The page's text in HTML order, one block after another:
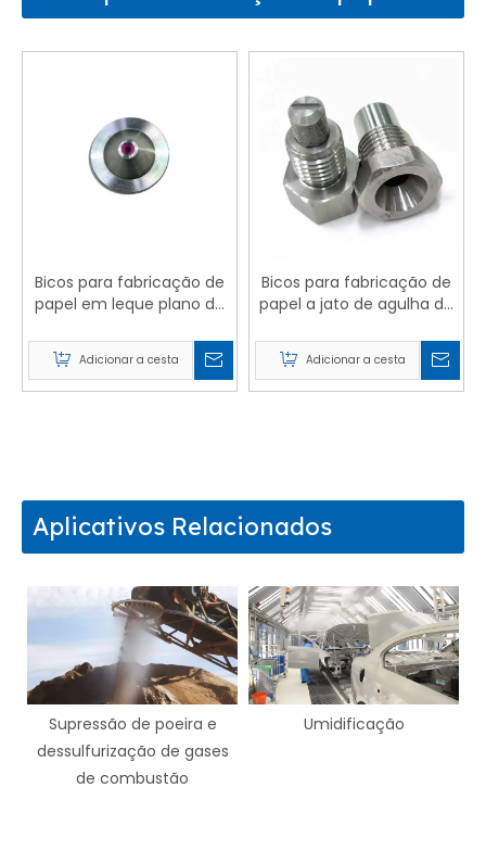
Bicos para fabricação de
papel em leque plano de
Adicionar a cesta
Bicos para fabricação de
papel a jato de agulha de
Adicionar a cesta
Aplicativos Relacionados
poeira e
de gases
Umidificação Revestimento